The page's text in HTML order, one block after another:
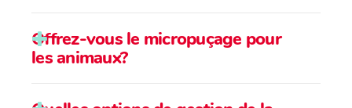
Problèmes de santé ou urgences
mineures telles que :
Otite
Offrez-vous le micropuçage pour
les animaux?